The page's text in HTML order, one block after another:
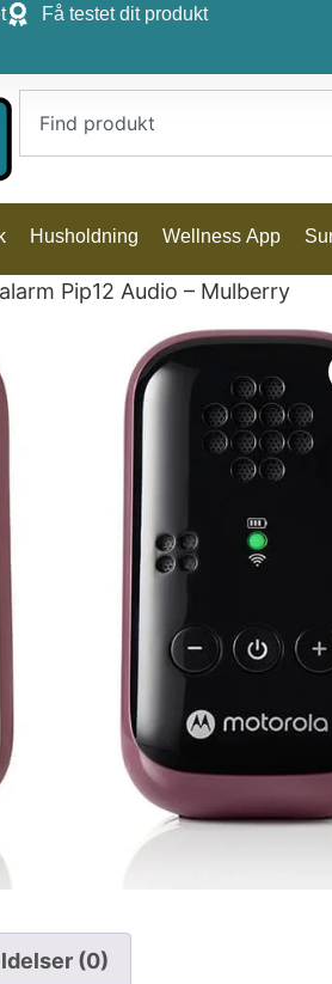
Få testet dit produkt
Husholdning Wellness App
Pip12 Audio – Mulberry
(0)